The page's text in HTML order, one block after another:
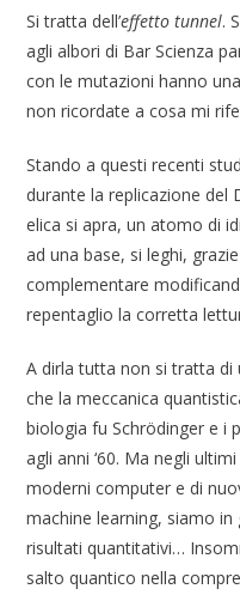
Si tratta dell’effetto tunnel.
agli albori di Bar Scienza
con le mutazioni hanno
non ricordate a cosa mi
Stando a questi recenti
durante la replicazione del
elica si apra, un atomo di
ad una base, si leghi,
complementare
repentaglio la corretta
A dirla tutta non si tratta di
che la meccanica
biologia fu Schrödinger e i
agli anni ‘60. Ma negli
moderni computer e di
machine learning, siamo
risultati quantitativi…
salto quantico nella